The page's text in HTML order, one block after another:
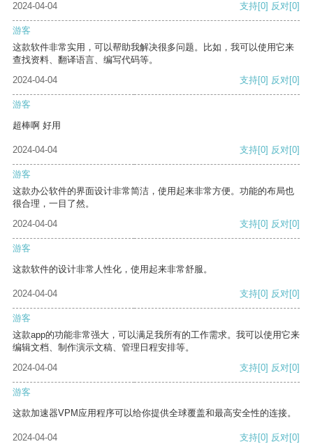
2024-04-04
支持[0] 反对[0]
游客
这款软件非常实用，可以帮助我解决很多问题。比如，我可以使用它来
查找资料、翻译语言、编写代码等。
2024-04-04
支持[0] 反对[0]
游客
超棒啊 好用
2024-04-04 支持[0] 反对[0]
游客
这款办公软件的界面设计非常简洁，使用起来非常方便。功能的布局也
很合理，一目了然。
2024-04-04
支持[0] 反对[0]
游客
这款软件的设计非常人性化，使用起来非常舒服。
2024-04-04 支持[0] 反对[0]
游客
这款app的功能非常强大，可以满足我所有的工作需求。我可以使用它来
编辑文档、制作演示文稿、管理日程安排等。
2024-04-04
支持[0] 反对[0]
游客
这款加速器VPM应用程序可以给你提供全球覆盖和最高安全性的连接。
2024-04-04 支持[0] 反对[0]